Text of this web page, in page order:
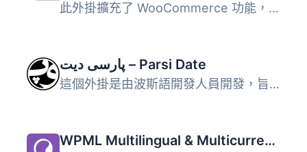
此外掛擴充了 WooCommerce 功能，允許商店擁有者針對產品添加...
پارسی دیت – Parsi Date
這個外掛是由波斯語開發人員開發，旨在為波斯語 WordPress 帶...
WPML Multilingual & Multicurrency for WooCommerce